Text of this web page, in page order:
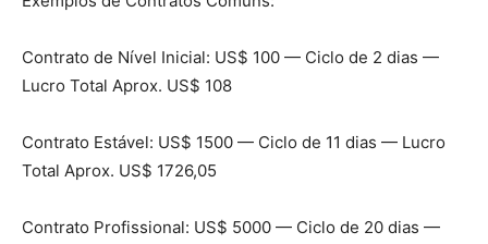
Contrato de Nível Inicial: US$ 100 — Ciclo de 2 dias —
Lucro Total Aprox. US$ 108
Contrato Estável: US$ 1500 — Ciclo de 11 dias — Lucro
Total Aprox. US$ 1726,05
Contrato Profissional: US$ 5000 — Ciclo de 20 dias —